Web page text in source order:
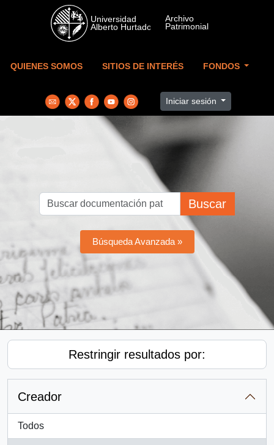
Skip to main content
QUIENES SOMOS SITIOS DE INTERÉS FONDOS
Iniciar sesión
Buscar
Búsqueda Avanzada »
Restringir resultados por:
Creador
Todos